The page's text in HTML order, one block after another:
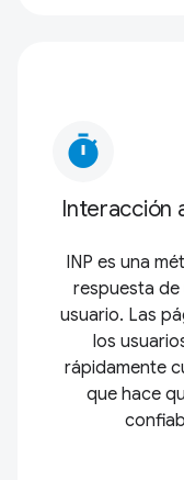
timer
Interacción
INP es una
respuesta de
usuario. Las
los
rápidamente
que hace